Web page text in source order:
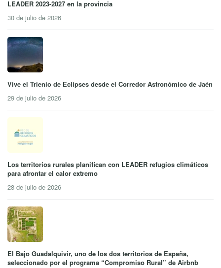
LEADER 2023-2027 en la provincia
30 de julio de 2026
Vive el Trienio de Eclipses desde el Corredor Astronómico de Jaén
29 de julio de 2026
Los territorios rurales planifican con LEADER refugios climáticos
para afrontar el calor extremo
28 de julio de 2026
El Bajo Guadalquivir, uno de los dos territorios de España,
seleccionado por el programa “Compromiso Rural” de Airbnb